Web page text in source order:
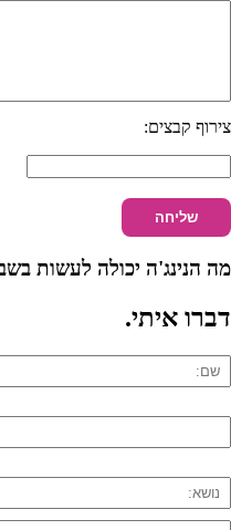
צירוף קבצים:
מה הנינג'ה יכולה לעשות
דברו איתי.